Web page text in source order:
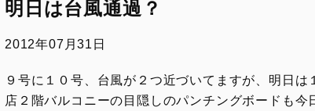
V4 Supreme®
明日は台風通過？
2012年07月31日
９号に１０号、台風が２つ近づいてますが、明日
店２階バルコニーの目隠しのパンチングボードも